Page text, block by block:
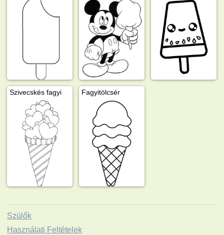
Szivecskés fagyi Fagyitölcsér
Szülők
Használati Feltételek